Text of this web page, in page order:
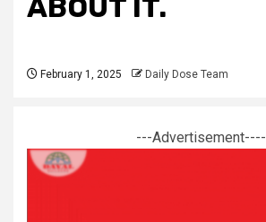
ABOUT IT.
February 1, 2025 Daily Dose Team
---Advertisement----